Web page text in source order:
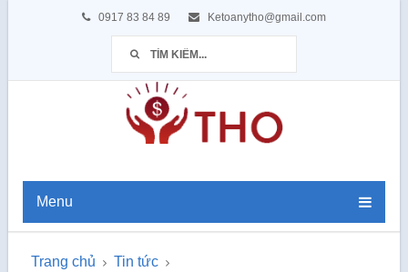
0917 83 84 89 Ketoanytho@gmail.com
Menu
Trang chủ
Tin tức